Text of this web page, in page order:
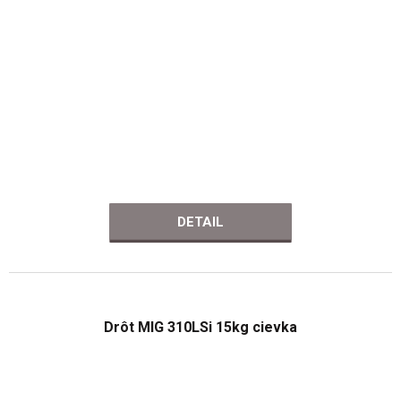
DETAIL
Drôt MIG 310LSi 15kg cievka